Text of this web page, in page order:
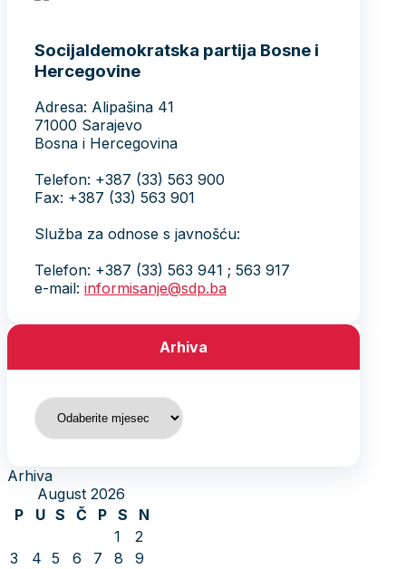
Socijaldemokratska partija Bosne i
Hercegovine
Adresa: Alipašina 41
71000 Sarajevo
Bosna i Hercegovina
Telefon: +387 (33) 563 900
Fax: +387 (33) 563 901
Služba za odnose s javnošću:
Telefon: +387 (33) 563 941 ; 563 917
e-mail: informisanje@sdp.ba
Arhiva
Arhiva
Arhiva
August 2026
P
U S Č P S
N
1
2
3
4 5 6 7 8
9